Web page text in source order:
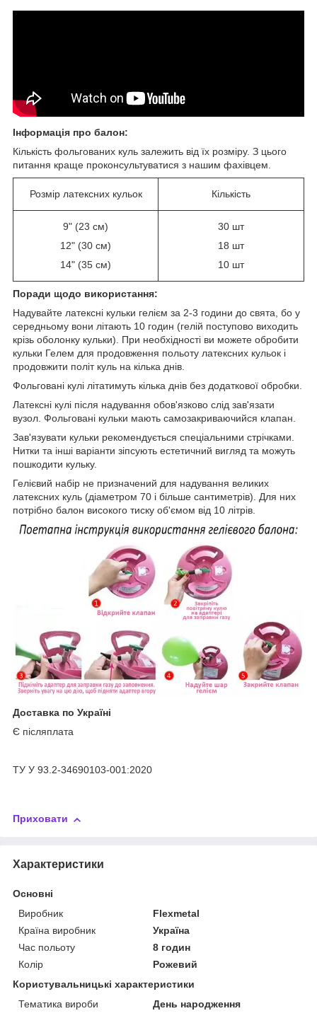
Інформація про балон:
Кількість фольгованих куль залежить від їх розміру. З цього
питання краще проконсультуватися з нашим фахівцем.
Розмір латексних кульок Кількість
9" (23 см)
12" (30 см)
14" (35 см)
30 шт
18 шт
10 шт
Поради щодо використання:
Надувайте латексні кульки гелієм за 2-3 години до свята, бо у
середньому вони літають 10 годин (гелій поступово виходить
крізь оболонку кульки). При необхідності ви можете обробити
кульки Гелем для продовження польоту латексних кульок і
продовжити політ куль на кілька днів.
Фольговані кулі літатимуть кілька днів без додаткової обробки.
Латексні кулі після надування обов'язково слід зав'язати
вузол. Фольговані кульки мають самозакриваючийся клапан.
Зав'язувати кульки рекомендується спеціальними стрічками.
Нитки та інші варіанти зіпсують естетичний вигляд та можуть
пошкодити кульку.
Гелієвий набір не призначений для надування великих
латексних куль (діаметром 70 і більше сантиметрів). Для них
потрібно балон високого тиску об'ємом від 10 літрів.
Доставка по Україні
Є післяплата
ТУ У 93.2-34690103-001:2020
Приховати
Характеристики
Основні
Виробник
Flexmetal
Країна виробник
Україна
Час польоту
8 годин
Колір
Рожевий
Користувальницькі характеристики
Тематика вироби
День народження